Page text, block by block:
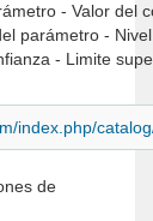
Intervalo de
index.php/